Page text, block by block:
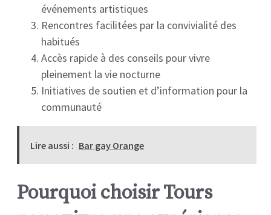
événements artistiques
Rencontres facilitées par la convivialité des
habitués
Accès rapide à des conseils pour vivre
pleinement la vie nocturne
Initiatives de soutien et d’information pour la
communauté
Lire aussi : Bar gay Orange
Pourquoi choisir Tours